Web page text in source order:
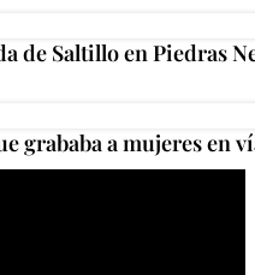
de Saltillo en Piedras
grababa a mujeres en